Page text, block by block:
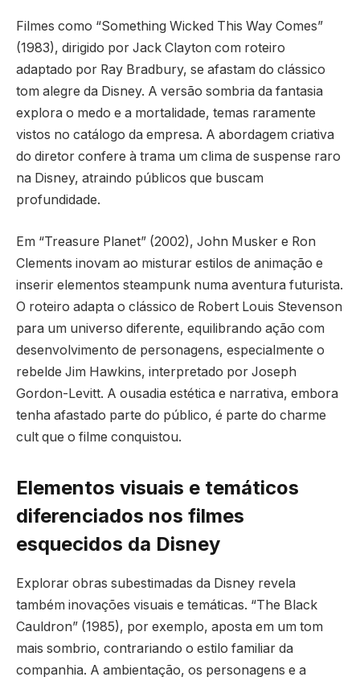
Filmes como “Something Wicked This Way Comes”
(1983), dirigido por Jack Clayton com roteiro
adaptado por Ray Bradbury, se afastam do clássico
tom alegre da Disney. A versão sombria da fantasia
explora o medo e a mortalidade, temas raramente
vistos no catálogo da empresa. A abordagem criativa
do diretor confere à trama um clima de suspense raro
na Disney, atraindo públicos que buscam
profundidade.
Em “Treasure Planet” (2002), John Musker e Ron
Clements inovam ao misturar estilos de animação e
inserir elementos steampunk numa aventura futurista.
O roteiro adapta o clássico de Robert Louis Stevenson
para um universo diferente, equilibrando ação com
desenvolvimento de personagens, especialmente o
rebelde Jim Hawkins, interpretado por Joseph
Gordon-Levitt. A ousadia estética e narrativa, embora
tenha afastado parte do público, é parte do charme
cult que o filme conquistou.
Elementos visuais e temáticos
diferenciados nos filmes
esquecidos da Disney
Explorar obras subestimadas da Disney revela
também inovações visuais e temáticas. “The Black
Cauldron” (1985), por exemplo, aposta em um tom
mais sombrio, contrariando o estilo familiar da
companhia. A ambientação, os personagens e a